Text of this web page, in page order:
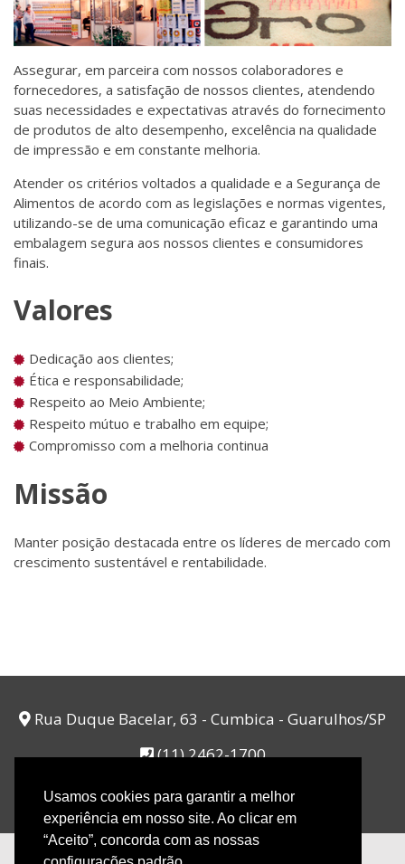
Usamos cookies para garantir a melhor
experiência em nosso site. Ao clicar em
“Aceito”, concorda com as nossas
Assegurar, em parceira com nossos colaboradores e
fornecedores, a satisfação de nossos clientes, atendendo
suas necessidades e expectativas através do fornecimento
de produtos de alto desempenho, excelência na qualidade
de impressão e em constante melhoria.
Atender os critérios voltados a qualidade e a Segurança de
Alimentos de acordo com as legislações e normas vigentes,
utilizando-se de uma comunicação eficaz e garantindo uma
embalagem segura aos nossos clientes e consumidores
finais.
Valores
Dedicação aos clientes;
Ética e responsabilidade;
Respeito ao Meio Ambiente;
Respeito mútuo e trabalho em equipe;
Compromisso com a melhoria continua
Missão
Manter posição destacada entre os líderes de mercado com
crescimento sustentável e rentabilidade.
Rua Duque Bacelar, 63 - Cumbica - Guarulhos/SP
(11) 2462-1700
contato@aro.com.br